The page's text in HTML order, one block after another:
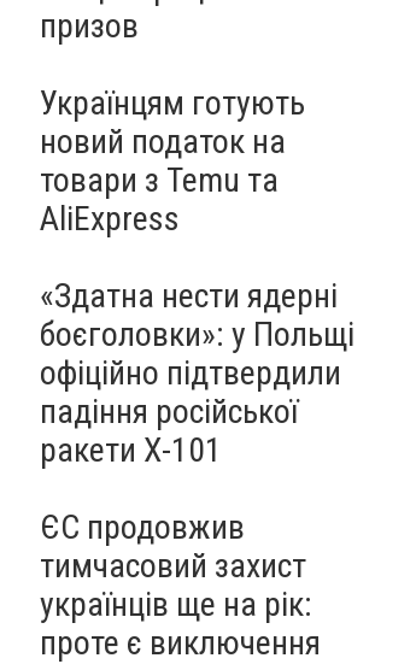
призов
Українцям готують
новий податок на
товари з Temu та
AliExpress
«Здатна нести ядерні
боєголовки»: у Польщі
офіційно підтвердили
падіння російської
ракети Х-101
ЄС продовжив
тимчасовий захист
українців ще на рік:
проте є виключення